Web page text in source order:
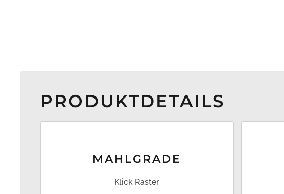
PRODUKTDETAILS
MAHL­GRADE
Klick Raster